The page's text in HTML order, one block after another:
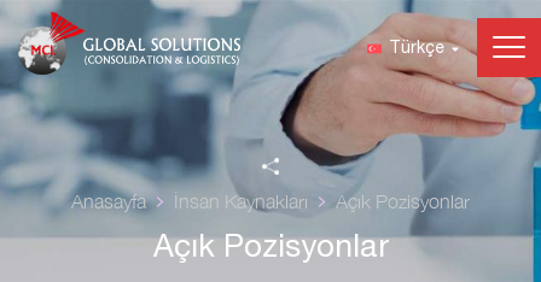
Türkçe
Anasayfa İnsan Kaynakları Açık Pozisyonlar
Açık Pozisyonlar